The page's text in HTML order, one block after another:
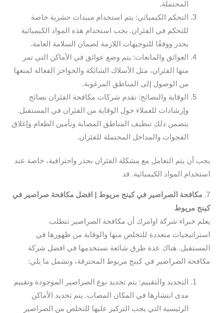
المحتملة.
التحكم الكيميائي: يتم استخدام مبيدات حشرية خاصة
للتحكم في الفئران. يجب استخدام هذه المواد الكيميائية
بحذر ووفقًا للتوجيهات اللازمة لضمان السلامة العامة.
العوائق والمانعات: يتم وضع عوائق في الأماكن التي تمر
منها الفئران، مثل الأسلاك الشائكة والحواجز الفعالة لمنعها
من الوصول إلى المناطق المرغوبة.
الوقاية والنصائح: تقدم شركات مكافحة الفئران نصائح
وإرشادات للعملاء حول الوقاية من الفئران في المستقبل.
يتضمن ذلك تنظيف المناطق المصابة وتأمين الطعام وإغلاق
الفجوات والمداخل المحتملة للفئران.
يجب أن يتم التعامل مع مشكلة الفئران بحذر واحترافية، خاصة عند
استخدام المواد الكيميائية. قد
7. مكافحة الصراصير في كينج مريوط | افضل مكافحة صراصير في
كينج مريوط
يعلم خبراء شركة اوامرك أن مكافحة الصراصير تتطلب
استراتيجيات متعددة للتخلص منها والوقاية من ظهورها في
المستقبل. هناك عدة طرق شائعة نستخدمها في افضل شركة
مكافحة الصراصير في كينج مريوط المحترفة، وتشمل ما يلي:
التحديد والتقييم: يتم تحديد نوع الصراصير الموجودة وتقييم
مدى انتشارها في المكان المصاب. يتم تحديد الأماكن
الرئيسية التي يجب التركيز عليها للتخلص من الصراصير